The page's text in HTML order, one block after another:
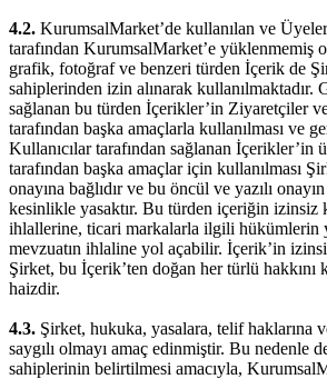
4.2. KurumsalMarket’de kullanılan ve
tarafından KurumsalMarket’e yüklenmemiş
grafik, fotoğraf ve benzeri türden İçerik de
sahiplerinden izin alınarak kullanılmaktadır.
sağlanan bu türden İçerikler’in Ziyaretçiler
tarafından başka amaçlarla kullanılması ve
Kullanıcılar tarafından sağlanan İçerikler’in
tarafından başka amaçlar için kullanılması
onayına bağlıdır ve bu öncül ve yazılı
kesinlikle yasaktır. Bu türden içeriğin izinsiz
ihlallerine, ticari markalarla ilgili hükümlerin
mevzuatın ihlaline yol açabilir. İçerik’in
Şirket, bu İçerik’ten doğan her türlü hakkını
haizdir.
4.3. Şirket, hukuka, yasalara, telif haklarına
saygılı olmayı amaç edinmiştir. Bu nedenle
sahiplerinin belirtilmesi amacıyla,